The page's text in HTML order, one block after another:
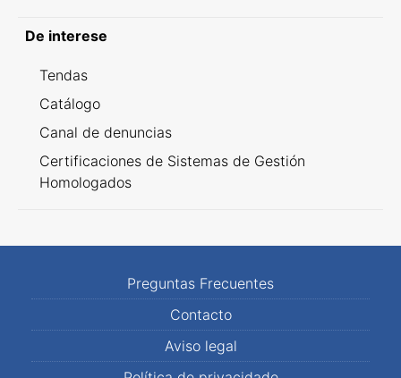
De interese
Tendas
Catálogo
Canal de denuncias
Certificaciones de Sistemas de Gestión
Homologados
Preguntas Frecuentes
Contacto
Aviso legal